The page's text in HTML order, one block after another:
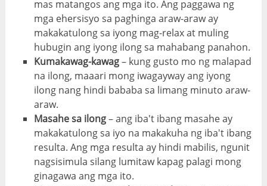
mas matangos ang mga ito. Ang paggawa ng
mga ehersisyo sa paghinga araw-araw ay
makakatulong sa iyong mag-relax at muling
hubugin ang iyong ilong sa mahabang panahon.
Kumakawag-kawag– kung gusto mo ng malapad
na ilong, maaari mong iwagayway ang iyong
ilong nang hindi bababa sa limang minuto araw-
araw.
Masahe sa ilong– ang iba't ibang masahe ay
makakatulong sa iyo na makakuha ng iba't ibang
resulta. Ang mga resulta ay hindi mabilis, ngunit
nagsisimula silang lumitaw kapag palagi mong
ginagawa ang mga ito.